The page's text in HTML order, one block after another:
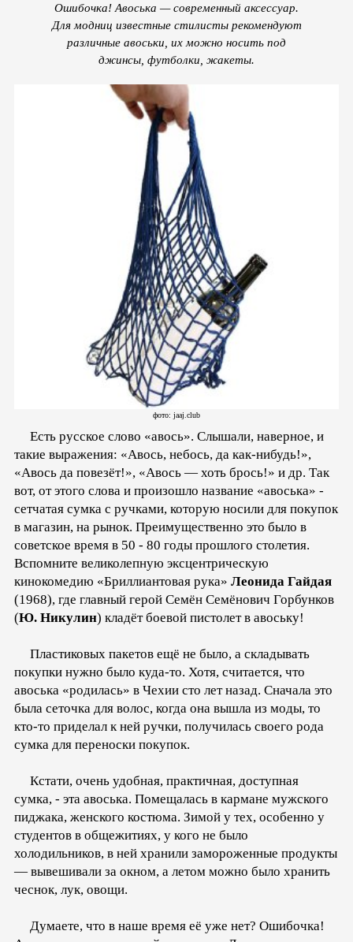
Ошибочка! Авоська — современный аксессуар.
Для модниц известные стилисты рекомендуют
различные авоськи, их можно носить под
джинсы, футболки, жакеты.
фото: jaaj.club
Есть русское слово «авось». Слышали, наверное, и
такие выражения: «Авось, небось, да как-нибудь!»,
«Авось да повезёт!», «Авось — хоть брось!» и др. Так
вот, от этого слова и произошло название «авоська» -
сетчатая сумка с ручками, которую носили для покупок
в магазин, на рынок. Преимущественно это было в
советское время в 50 - 80 годы прошлого столетия.
Вспомните великолепную эксцентрическую
кинокомедию «Бриллиантовая рука» Леонида Гайдая
(1968), где главный герой Семён Семёнович Горбунков
(Ю. Никулин) кладёт боевой пистолет в авоську!
Пластиковых пакетов ещё не было, а складывать
покупки нужно было куда-то. Хотя, считается, что
авоська «родилась» в Чехии сто лет назад. Сначала это
была сеточка для волос, когда она вышла из моды, то
кто-то приделал к ней ручки, получилась своего рода
сумка для переноски покупок.
Кстати, очень удобная, практичная, доступная
сумка, - эта авоська. Помещалась в кармане мужского
пиджака, женского костюма. Зимой у тех, особенно у
студентов в общежитиях, у кого не было
холодильников, в ней хранили замороженные продукты
— вывешивали за окном, а летом можно было хранить
чеснок, лук, овощи.
Думаете, что в наше время её уже нет? Ошибочка!